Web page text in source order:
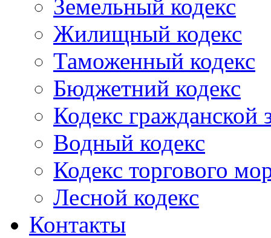
Земельный кодекс
Жилищный кодекс
Таможенный кодекс
Бюджетний кодекс
Кодекс гражданской
Водный кодекс
Кодекс торгового
Лесной кодекс
Контакты